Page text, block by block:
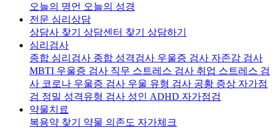
오늘의 명언 오늘의 성경
전문 심리상담
상담사 찾기 상담센터 찾기 상담하기
심리검사
종합 심리검사 종합 성격검사 우울증 검사 자존감 검사
MBTI 우울증 검사 직무 스트레스 검사 취업 스트레스 검
사 코로나 우울증 검사 우울 유형 검사 공황 증상 자가점
검 정밀 성격유형 검사 성인 ADHD 자가점검
약물치료
복용약 찾기 약물 의존도 자가체크